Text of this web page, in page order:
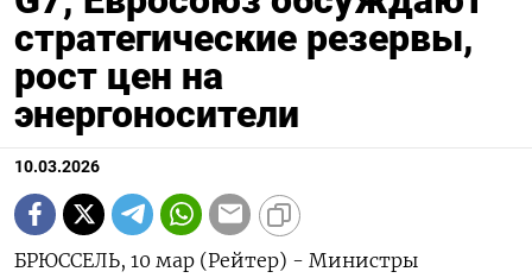
стратегические резервы,
рост цен на
энергоносители
10.03.2026
БРЮССЕЛЬ, 10 мар (Рейтер) - Министры